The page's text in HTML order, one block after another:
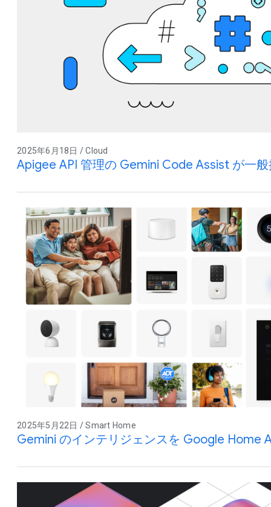
2025年6月18日 / Cloud
Apigee API 管理の Gemini Code Assist が一
2025年5月22日 / Smart Home
Gemini のインテリジェンスを Google Home